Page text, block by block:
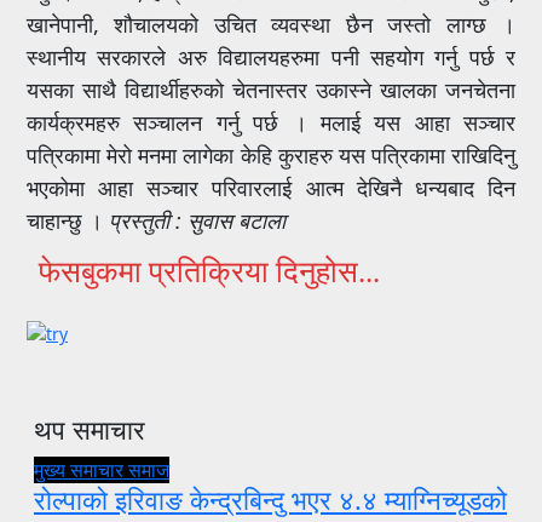
खानेपानी, शौचालयको उचित व्यवस्था छैन जस्तो लाग्छ ।
स्थानीय सरकारले अरु विद्यालयहरुमा पनी सहयोग गर्नु पर्छ र
यसका साथै विद्यार्थीहरुको चेतनास्तर उकास्ने खालका जनचेतना
कार्यक्रमहरु सञ्चालन गर्नु पर्छ । मलाई यस आहा सञ्चार
पत्रिकामा मेरो मनमा लागेका केहि कुराहरु यस पत्रिकामा राखिदिनु
भएकोमा आहा सञ्चार परिवारलाई आत्म देखिनै धन्यबाद दिन
चाहान्छु । प्रस्तुती : सुवास बटाला
फेसबुकमा प्रतिक्रिया दिनुहोस...
थप समाचार
मुख्य समाचारसमाज
रोल्पाको इरिवाङ केन्द्रबिन्दु भएर ४.४ म्याग्निच्यूडको